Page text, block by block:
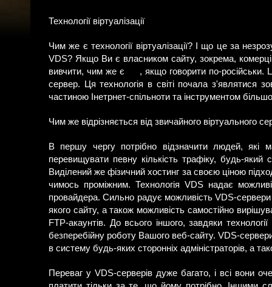
Технології віртуалізації
Чим же є технології віртуалізації? І що це за
VDS? Якщо Ви є власником сайту, зокрема,
вивчити, чим же є
, якщо говорити по-російськи.
сервер. Ця технологія в світі почала
частиною Інетрнет-спільноти та інструментом
Чим же відрізняється від звичайного віртуального
В першу чергу потрібно відзначити людей, які
перевищувати певну кількість трафіку, будь-
Виділений же фізичний хостинг за своєю ціною
чимось проміжним. Технологія VDS надає
провайдера. Сильно радує можливість VDS-сервери
якого сайту, а також можливість самостійно
FTP-акаунтів. До всього іншого, завдяки
безперебійну роботу Вашого веб-сайту. VDS-
в систему будь-яких сторонніх адміністраторів, а
Переваг у VDS-серверів дуже багато, і всі вони